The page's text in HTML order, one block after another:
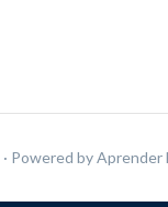
· Powered byAprender